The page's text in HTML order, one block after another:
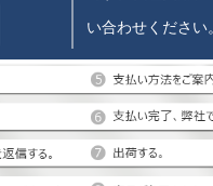
い合わせください。